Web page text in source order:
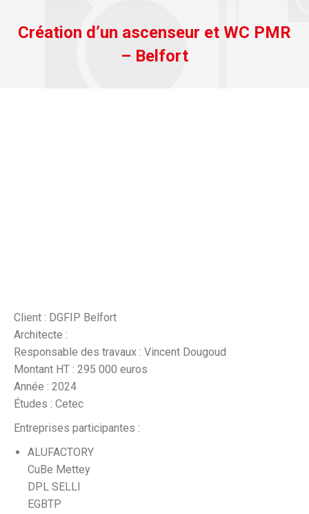
Création d’un ascenseur et WC PMR
– Belfort
Client : DGFIP Belfort
Architecte :
Responsable des travaux : Vincent Dougoud
Montant HT : 295 000 euros
Année : 2024
Études : Cetec
Entreprises participantes :
ALUFACTORY
CuBe Mettey
DPL SELLI
EGBTP